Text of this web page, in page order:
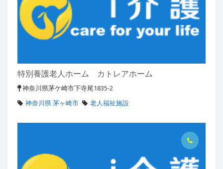
特別養護老人ホーム カトレアホーム
神奈川県茅ケ崎市下寺尾1835-2
神奈川県 茅ヶ崎市
老人福祉施設